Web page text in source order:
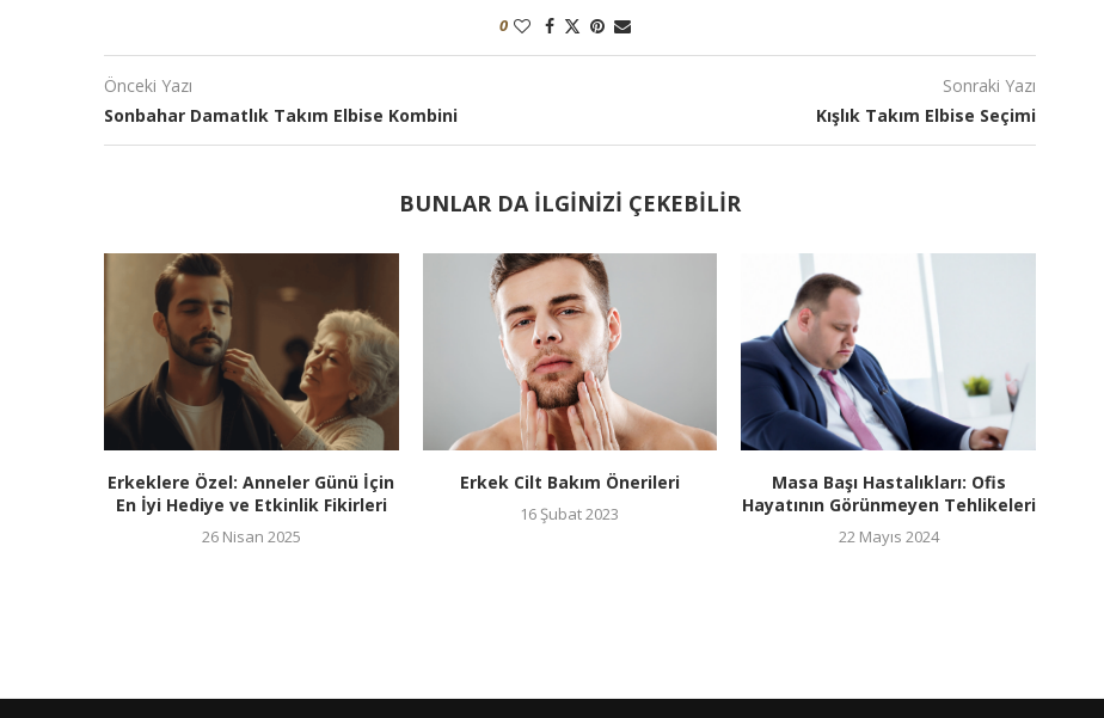
0
Önceki Yazı
Sonbahar Damatlık Takım Elbise Kombini
Sonraki Yazı
Kışlık Takım Elbise Seçimi
BUNLAR DA ILGINIZI ÇEKEBILIR
Erkeklere Özel: Anneler Günü İçin
En İyi Hediye ve Etkinlik Fikirleri
26 Nisan 2025
Erkek Cilt Bakım Önerileri
16 Şubat 2023
Masa Başı Hastalıkları: Ofis
Hayatının Görünmeyen Tehlikeleri
22 Mayıs 2024